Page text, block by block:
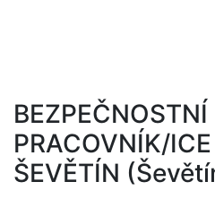
BEZPEČNOSTNÍ
PRACOVNÍK/
ŠEVĚTÍN